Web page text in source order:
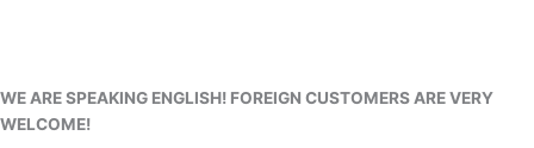
WE ARE SPEAKING ENGLISH! FOREIGN CUSTOMERS ARE VERY
WELCOME!